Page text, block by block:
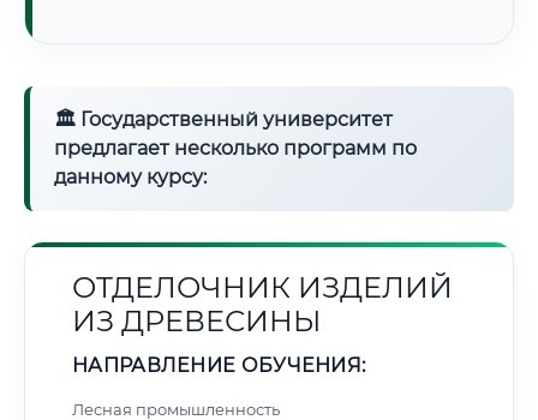
🏛 Государственный университет
предлагает несколько программ по
данному курсу:
ОТДЕЛОЧНИК ИЗДЕЛИЙ
ИЗ ДРЕВЕСИНЫ
НАПРАВЛЕНИЕ ОБУЧЕНИЯ:
Лесная промышленность